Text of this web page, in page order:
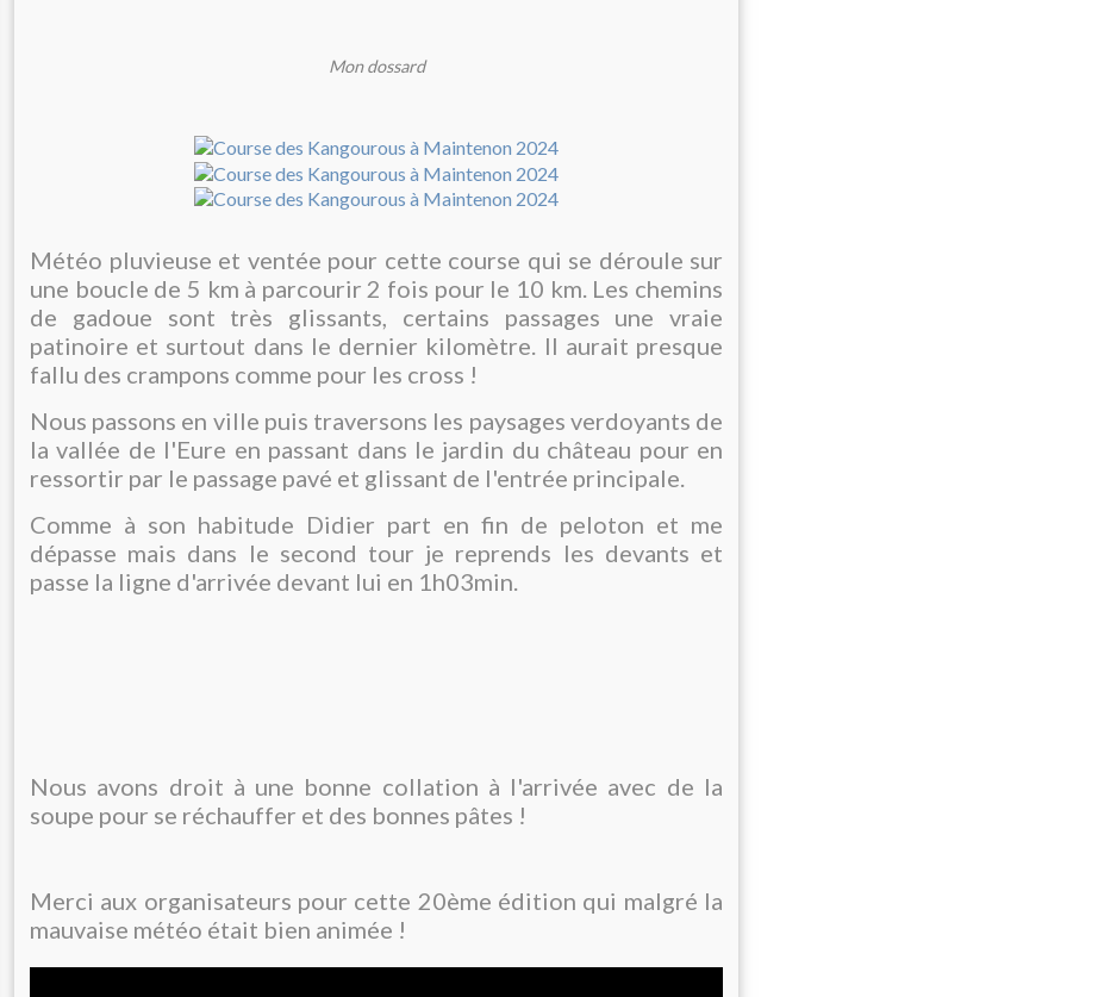
Mon dossard
Météo pluvieuse et ventée pour cette course qui se déroule sur
une boucle de 5 km à parcourir 2 fois pour le 10 km. Les chemins
de gadoue sont très glissants, certains passages une vraie
patinoire et surtout dans le dernier kilomètre. Il aurait presque
fallu des crampons comme pour les cross !
Nous passons en ville puis traversons les paysages verdoyants de
la vallée de l'Eure en passant dans le jardin du château pour en
ressortir par le passage pavé et glissant de l'entrée principale.
Comme à son habitude Didier part en fin de peloton et me
dépasse mais dans le second tour je reprends les devants et
passe la ligne d'arrivée devant lui en 1h03min.
Nous avons droit à une bonne collation à l'arrivée avec de la
soupe pour se réchauffer et des bonnes pâtes !
Merci aux organisateurs pour cette 20ème édition qui malgré la
mauvaise météo était bien animée !